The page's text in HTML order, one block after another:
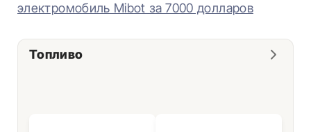
электромобиль Mibot за 7000 долларов
Топливо